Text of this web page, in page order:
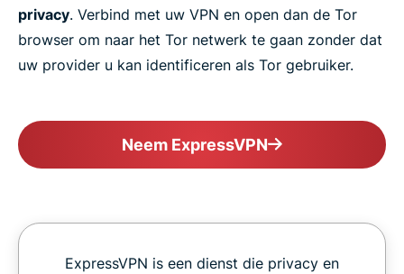
privacy. Verbind met uw VPN en open dan de Tor
browser om naar het Tor netwerk te gaan zonder dat
uw provider u kan identificeren als Tor gebruiker.
Neem ExpressVPN
ExpressVPN is een dienst die privacy en